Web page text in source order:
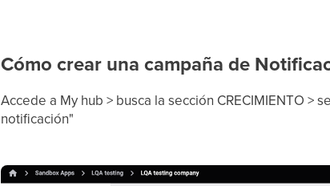
Cómo crear una campaña de
Accede a My hub > busca la sección CRECIMIENTO
notificación"